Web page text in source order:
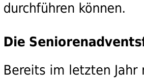
durchführen können.
Die
Bereits im letzten